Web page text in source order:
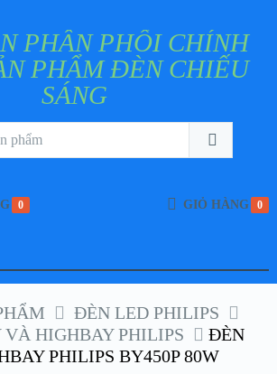
0 GIỎ HÀNG 0
ĐÈN LED PHILIPS
HIGHBAY PHILIPS
ĐÈN
PHILIPS BY450P 80W